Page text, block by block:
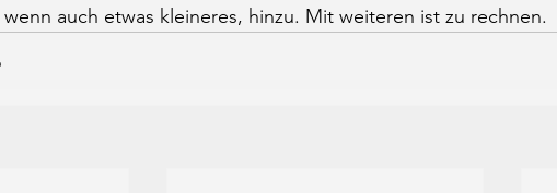
auch etwas kleineres, hinzu. Mit weiteren ist zu rechnen.